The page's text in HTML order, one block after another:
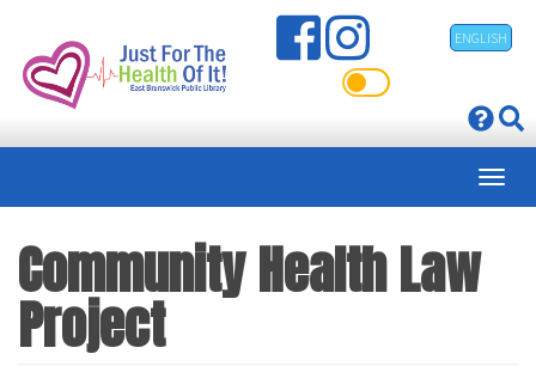
contenido
ENGLISH
Community Health Law
Project